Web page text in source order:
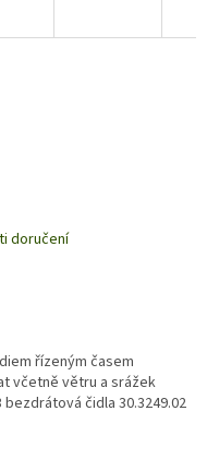
doručení
řízeným časem
včetně větru a srážek
čidla 30.3249.02